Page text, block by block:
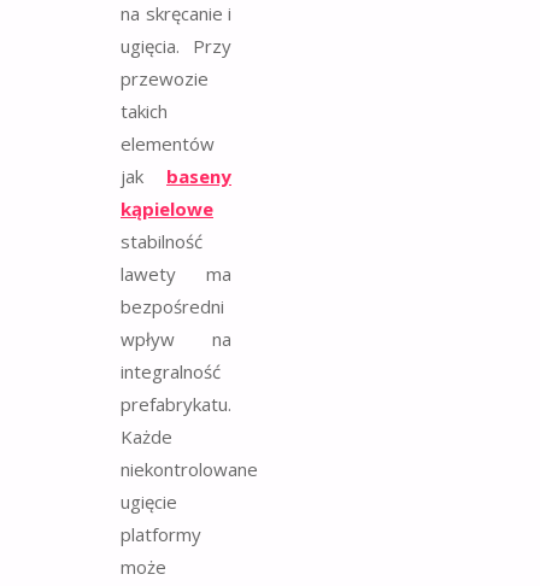
na skręcanie i
ugięcia. Przy
przewozie
takich
elementów
jak baseny
kąpielowe
stabilność
lawety ma
bezpośredni
wpływ na
integralność
prefabrykatu.
Każde
niekontrolowane
ugięcie
platformy
może